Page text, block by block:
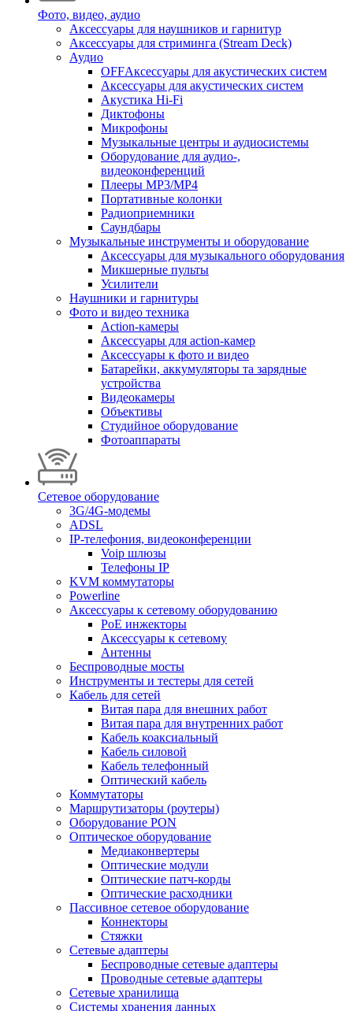
Фото, видео, аудио
Аксессуары для наушников и гарнитур
Аксессуары для стриминга (Stream Deck)
Аудио
OFFАксессуары для акустических систем
Аксессуары для акустических систем
Акустика Hi-Fi
Диктофоны
Микрофоны
Музыкальные центры и аудиосистемы
Оборудование для аудио-,
видеоконференций
Плееры MP3/MP4
Портативные колонки
Радиоприемники
Саундбары
Музыкальные инструменты и оборудование
Аксессуары для музыкального оборудования
Микшерные пульты
Усилители
Наушники и гарнитуры
Фото и видео техника
Action-камеры
Аксессуары для action-камер
Аксессуары к фото и видео
Батарейки, аккумуляторы та зарядные
устройства
Видеокамеры
Объективы
Студийное оборудование
Фотоаппараты
Сетевое оборудование
3G/4G-модемы
ADSL
IP-телефония, видеоконференции
Voip шлюзы
Телефоны IP
KVM коммутаторы
Powerline
Аксессуары к сетевому оборудованию
PoE инжекторы
Аксессуары к сетевому
Антенны
Беспроводные мосты
Инструменты и тестеры для сетей
Кабель для сетей
Витая пара для внешних работ
Витая пара для внутренних работ
Кабель коаксиальный
Кабель силовой
Кабель телефонный
Оптический кабель
Коммутаторы
Маршрутизаторы (роутеры)
Оборудование PON
Оптическое оборудование
Медиаконвертеры
Оптические модули
Оптические патч-корды
Оптические расходники
Пассивное сетевое оборудование
Коннекторы
Стяжки
Сетевые адаптеры
Беспроводные сетевые адаптеры
Проводные сетевые адаптеры
Сетевые хранилища
Системы хранения данных